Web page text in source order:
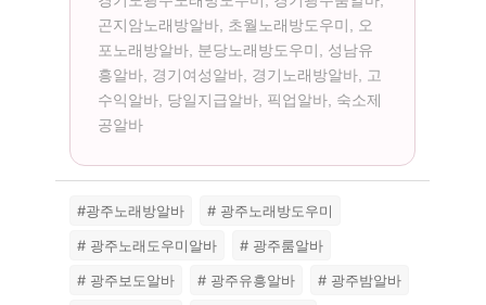
곤지암노래방알바, 초월노래방도우미, 오
포노래방알바, 분당노래방도우미, 성남유
흥알바, 경기여성알바, 경기노래방알바, 고
수익알바, 당일지급알바, 픽업알바, 숙소제
공알바
#광주노래방알바
# 광주노래방도우미
# 광주노래도우미알바
# 광주룸알바
# 광주보도알바
# 광주유흥알바
# 광주밤알바